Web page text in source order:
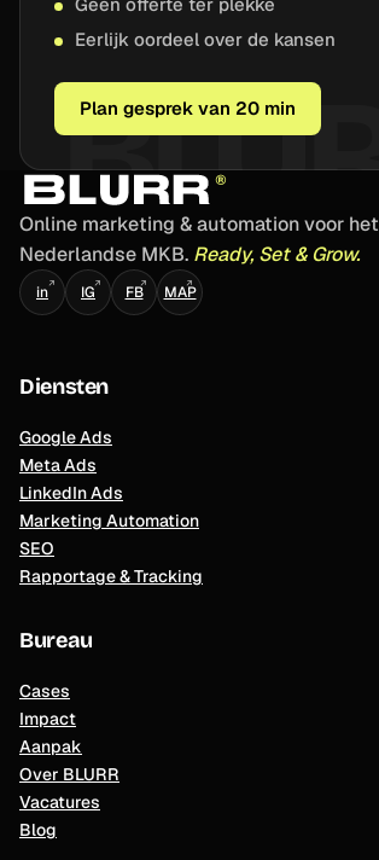
Eerlijk oordeel over de kansen
Plan gesprek van 20 min
Online marketing & automation voor het
Nederlandse MKB. Ready, Set & Grow.
in↗ IG↗ FB↗ MAP
↗
Diensten
Google Ads
Meta Ads
LinkedIn Ads
Marketing Automation
SEO
Rapportage & Tracking
Bureau
Cases
Impact
Aanpak
Over BLURR
Vacatures
Blog